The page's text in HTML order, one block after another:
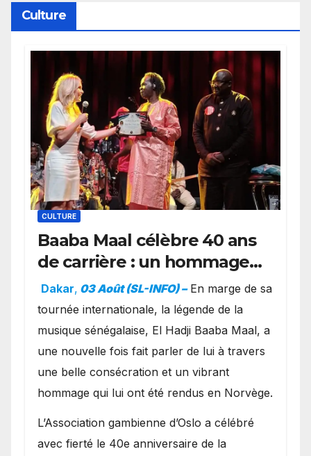
Culture
CULTURE
Baaba Maal célèbre 40 ans
de carrière : un hommage
exceptionnel à Oslo en
présence de la famille
royale.
Dakar, 03 Août (SL-INFO) – ​En marge de sa
tournée internationale, la légende de la
musique sénégalaise, El Hadji Baaba Maal, a
une nouvelle fois fait parler de lui à travers
une belle consécration et un vibrant
hommage qui lui ont été rendus en Norvège.
​L’Association gambienne d’Oslo a célébré
avec fierté le 40e anniversaire de la